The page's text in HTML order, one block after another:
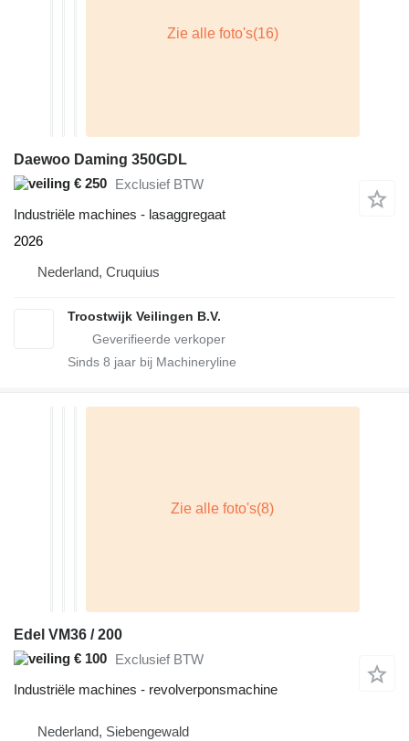
Daewoo Daming 350GDL
€ 250 Exclusief BTW
Industriële machines - lasaggregaat
2026
Nederland, Cruquius
Troostwijk Veilingen B.V.
Sinds 8 jaar bij Machineryline
Edel VM36 / 200
€ 100
Exclusief BTW
Industriële machines - revolverponsmachine
Nederland, Siebengewald